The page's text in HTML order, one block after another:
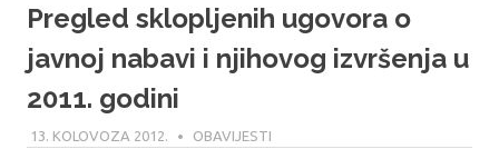
Pregled sklopljenih ugovora o
javnoj nabavi i njihovog izvršenja u
2011. godini
13. KOLOVOZA 2012. MARU_ADMIN
OBAVIJESTI